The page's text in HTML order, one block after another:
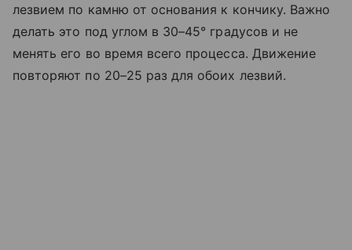
лезвием по камню от основания к кончику. Важно
делать это под углом в 30–45° градусов и не
менять его во время всего процесса. Движение
повторяют по 20–25 раз для обоих лезвий.